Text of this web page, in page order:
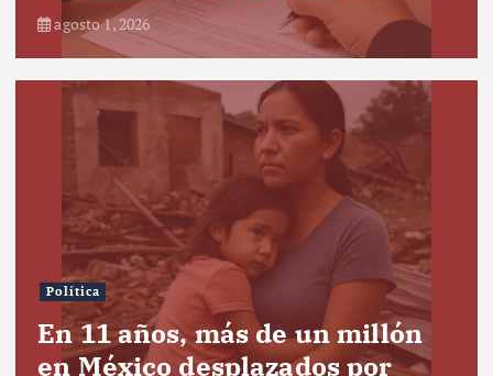
agosto 1, 2026
Política
En 11 años, más de un millón
en México desplazados por